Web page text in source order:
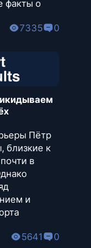
факты о
7335 0
Пётр
близкие к
в
и
5641 0